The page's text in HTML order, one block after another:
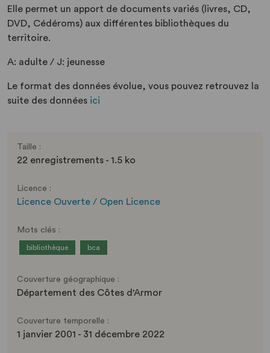
Elle permet un apport de documents variés (livres, CD,
DVD, Cédéroms) aux différentes bibliothèques du
territoire.
A: adulte / J: jeunesse
Le format des données évolue, vous pouvez retrouvez la
suite des données ici
Taille :
22 enregistrements - 1.5 ko
Licence :
Licence Ouverte / Open Licence
Mots clés :
bibliothèque bca
Couverture géographique :
Département des Côtes d'Armor
Couverture temporelle :
1 janvier 2001 - 31 décembre 2022